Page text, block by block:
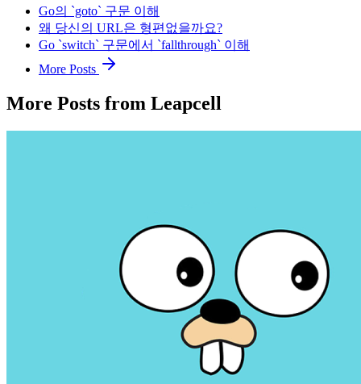
Go의 `goto` 구문 이해
왜 당신의 URL은 형편없을까요?
Go `switch` 구문에서 `fallthrough` 이해
More Posts
More Posts from Leapcell